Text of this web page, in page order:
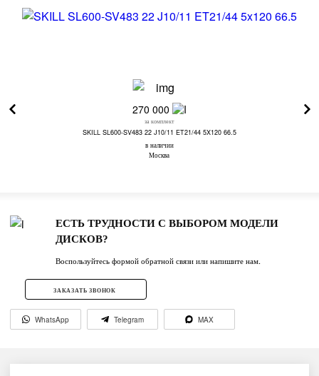
270 000
за комплект
SKILL SL600-SV483 22 J10/11 ET21/44 5X120 66.5
в наличии
Москва
ЕСТЬ ТРУДНОСТИ С ВЫБОРОМ МОДЕЛИ
ДИСКОВ?
Воспользуйтесь формой обратной связи или напишите нам.
ЗАКАЗАТЬ ЗВОНОК
WhatsApp Telegram MAX